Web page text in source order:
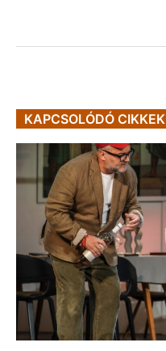
KAPCSOLÓDÓ CIKKEK